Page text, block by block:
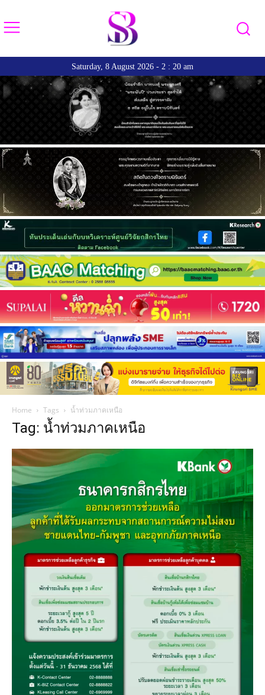
Saturday, 8 August 2026 - 2 : 20 am
Home Tags น้ำท่วมภาคเหนือ
Tag: น้ำท่วมภาคเหนือ